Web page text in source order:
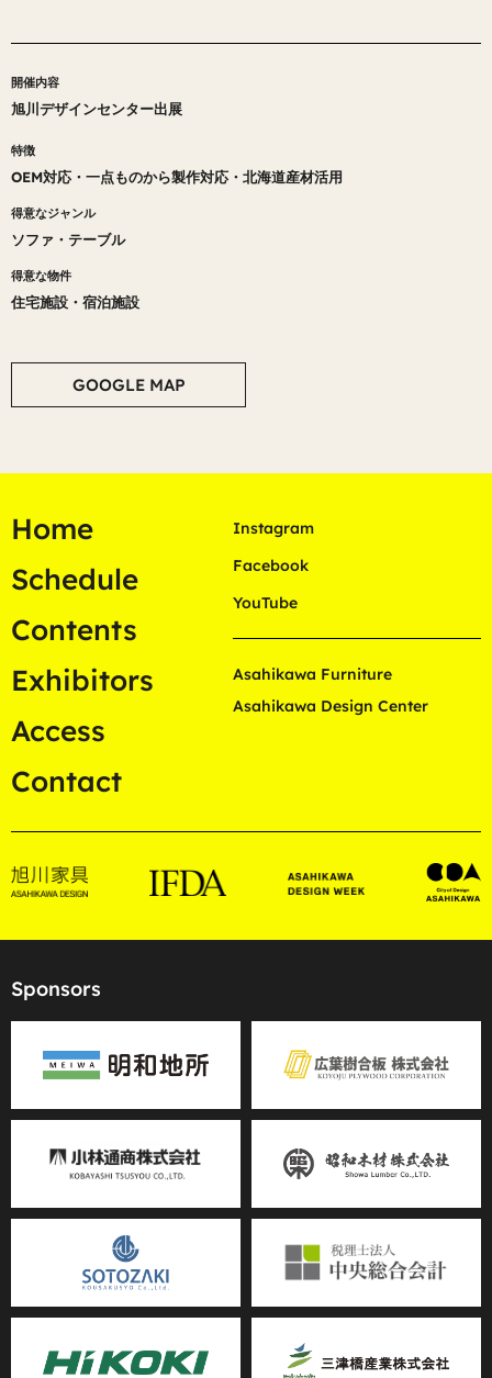
開催内容
旭川デザインセンター出展
特徴
OEM対応 ・ 一点ものから製作対応 ・ 北海道産材活用
得意なジャンル
ソファ ・ テーブル
得意な物件
住宅施設 ・ 宿泊施設
GOOGLE MAP
Home
Schedule
Contents
Exhibitors
Access
Contact
Instagram
Facebook
YouTube
Asahikawa Furniture
Asahikawa Design Center
Sponsors